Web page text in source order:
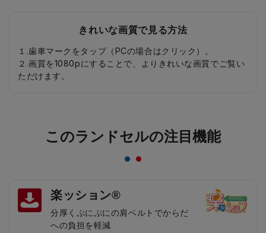
きれいな画質で見る方法
１.歯車マークをタップ（PCの場合はクリック）。
２.画質を1080pにすることで、よりきれいな画質でご覧い
ただけます。
このランドセルの注目機能
楽ッション®
分厚くぷにぷにの肩ベルトでからだ
への負担を軽減